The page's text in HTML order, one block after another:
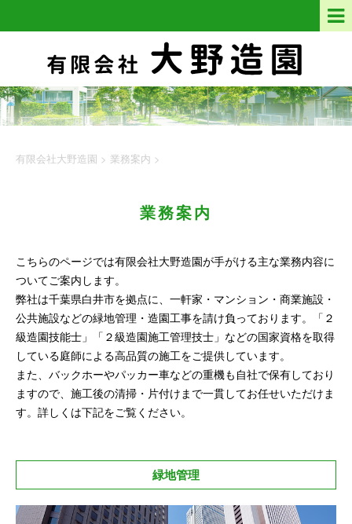
有限会社大野造園 > 業務案内 >
業務案内
こちらのページでは有限会社大野造園が手がける主な業務内容に
ついてご案内します。
弊社は千葉県白井市を拠点に、一軒家・マンション・商業施設・
公共施設などの緑地管理・造園工事を請け負っております。「２
級造園技能士」「２級造園施工管理技士」などの国家資格を取得
している庭師による高品質の施工をご提供しています。
また、バックホーやパッカー車などの重機も自社で保有しており
ますので、施工後の清掃・片付けまで一貫してお任せいただけま
す。詳しくは下記をご覧ください。
緑地管理